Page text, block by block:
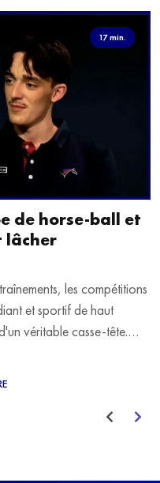
17 min.
de horse-ball et
les compétitions
et sportif de haut
véritable casse-tête.
ses études